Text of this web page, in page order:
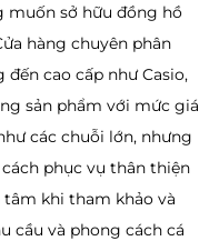
muốn sở hữu đồng hồ
hàng chuyên phân
cao cấp như Casio,
sản phẩm với mức giá
các chuỗi lớn, nhưng
phục vụ thân thiện
khi tham khảo và
cầu và phong cách cá